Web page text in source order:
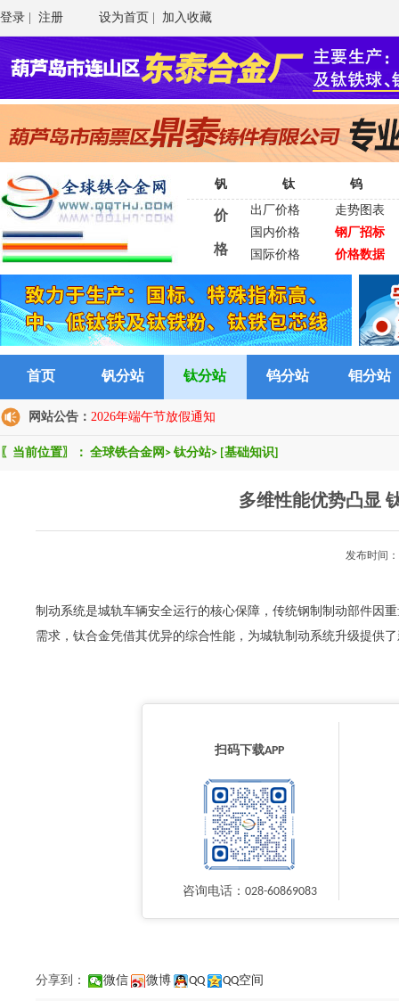
登录 注册 设为首页 加入收藏
钒 钛 钨
价
格
出厂价格
走势图表
国内价格
钢厂招标
国际价格
价格数据
首页 钒分站 钛分站 钨分站 钼分站
网站公告： 2026年端午节放假通知
〖当前位置〗： 全球铁合金网 > 钛分站> [基础知识]
多维性能优势凸显
发布时间
制动系统是城轨车辆安全运行的核心保障，传统钢制制动部件因
需求，钛合金凭借其优异的综合性能，为城轨制动系统升级提供
扫码下载APP
咨询电话：028-60869083
分享到： 微信 微博 QQ QQ空间